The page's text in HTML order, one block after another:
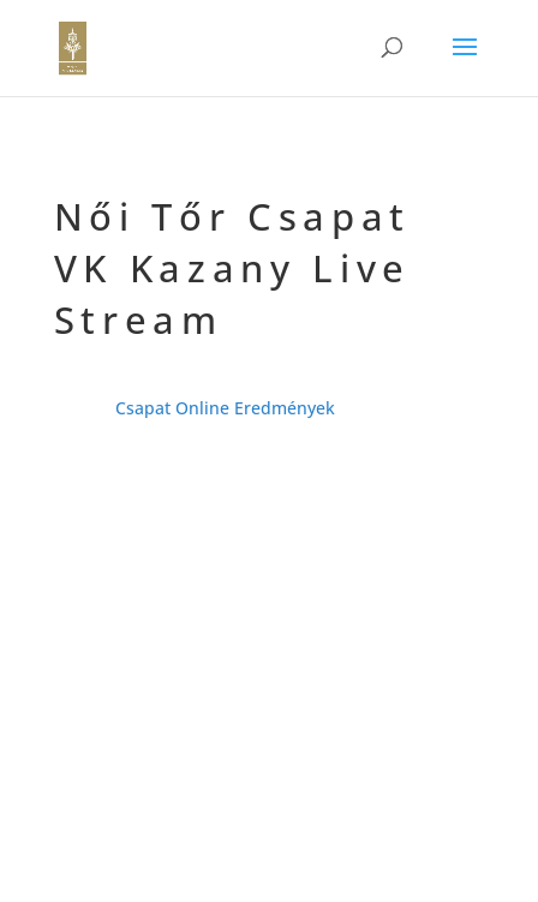
Női Tőr Csapat
VK Kazany Live
Stream
Csapat Online Eredmények